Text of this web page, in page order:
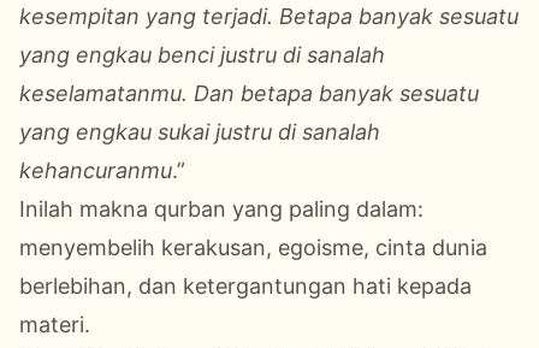
kesempitan yang terjadi. Betapa banyak sesuatu
yang engkau benci justru di sanalah
keselamatanmu. Dan betapa banyak sesuatu
yang engkau sukai justru di sanalah
kehancuranmu.”
Inilah makna qurban yang paling dalam:
menyembelih kerakusan, egoisme, cinta dunia
berlebihan, dan ketergantungan hati kepada
materi.